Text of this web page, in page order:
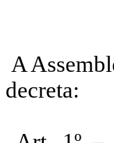
A
decreta: